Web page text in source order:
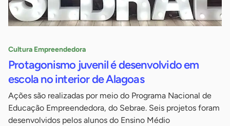
Cultura Empreendedora
Protagonismo juvenil é desenvolvido em
escola no interior de Alagoas
Ações são realizadas por meio do Programa Nacional de
Educação Empreendedora, do Sebrae. Seis projetos foram
desenvolvidos pelos alunos do Ensino Médio